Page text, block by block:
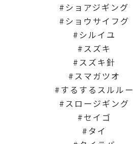
ショアジギング
ショウサイフグ
シルイユ
スズキ
スズキ針
スマガツオ
するするスルルー
スロージギング
セイゴ
タイ